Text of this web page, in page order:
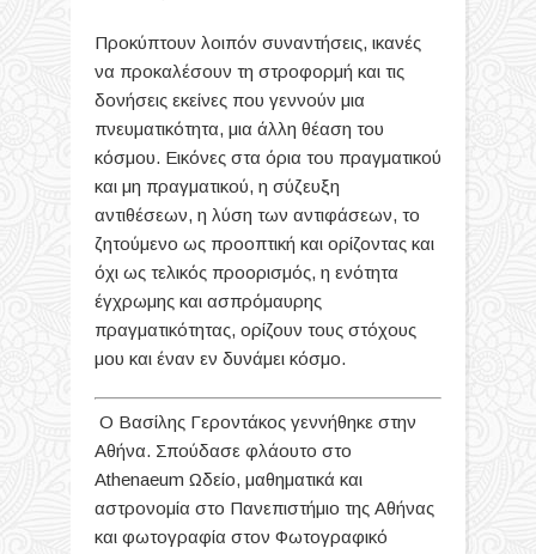
Προκύπτουν λοιπόν συναντήσεις, ικανές
να προκαλέσουν τη στροφορμή και τις
δονήσεις εκείνες που γεννούν μια
πνευματικότητα, μια άλλη θέαση του
κόσμου. Εικόνες στα όρια του πραγματικού
και μη πραγματικού, η σύζευξη
αντιθέσεων, η λύση των αντιφάσεων, το
ζητούμενο ως προοπτική και ορίζοντας και
όχι ως τελικός προορισμός, η ενότητα
έγχρωμης και ασπρόμαυρης
πραγματικότητας, ορίζουν τους στόχους
μου και έναν εν δυνάμει κόσμο.
Ο Βασίλης Γεροντάκος γεννήθηκε στην
Αθήνα. Σπούδασε φλάουτο στο
Αthenaeum Ωδείο, μαθηματικά και
αστρονομία στο Πανεπιστήμιο της Αθήνας
και φωτογραφία στον Φωτογραφικό